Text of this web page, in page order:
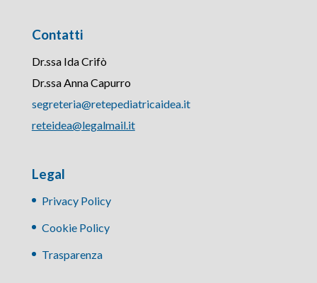
Contatti
Dr.ssa Ida Crifò
Dr.ssa Anna Capurro
segreteria@retepediatricaidea.it
reteidea@legalmail.it
Legal
Privacy Policy
Cookie Policy
Trasparenza